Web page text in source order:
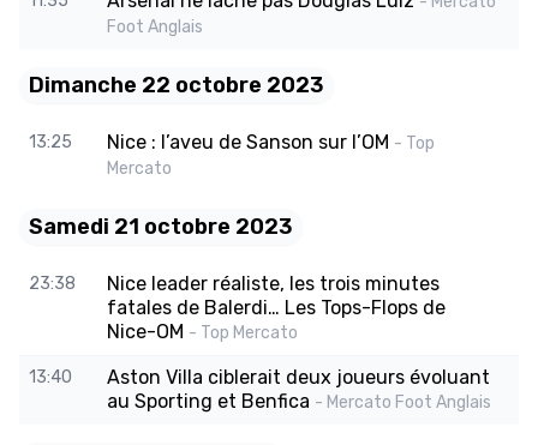
Foot Anglais
Dimanche 22 octobre 2023
13:25 Nice : l’aveu de Sanson sur l’OM - Top
Mercato
Samedi 21 octobre 2023
23:38
Nice leader réaliste, les trois minutes
fatales de Balerdi… Les Tops-Flops de
Nice-OM - Top Mercato
13:40
Aston Villa ciblerait deux joueurs évoluant
au Sporting et Benfica - Mercato Foot Anglais